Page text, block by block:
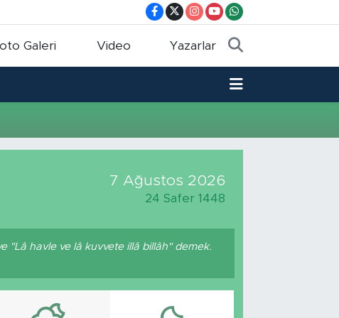
Galeri Video Yazarlar
7 Ağustos 2026
24 Safer 1448
"Lâ havle ve lâ kuvvete illâ billâh" demek.